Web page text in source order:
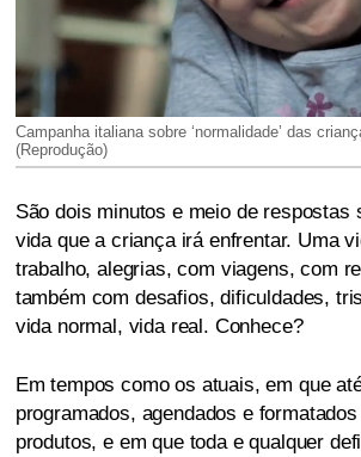
Campanha italiana sobre ‘normalidade’ das
(Reprodução)
São dois minutos e meio de respostas
vida que a criança irá enfrentar. Uma
trabalho, alegrias, com viagens, com
também com desafios, dificuldades,
vida normal, vida real. Conhece?
Em tempos como os atuais, em que
programados, agendados e
produtos, e em que toda e qualquer